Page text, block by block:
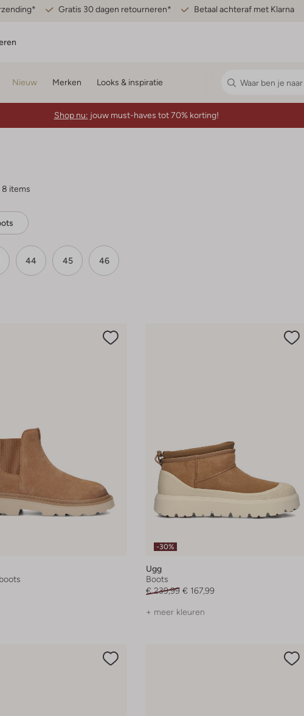
Gratis 30 dagen retourneren* Betaal achteraf met Klarna
Nieuw Merken Looks & inspiratie
Shop nu: jouw must-haves tot 70% korting!
8 items
44 45 46
-30%
Ugg
Boots
€ 239,99 € 167,99
+ meer kleuren